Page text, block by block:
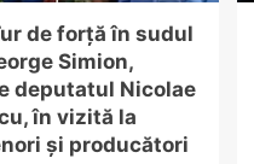
de forță în sudul
Simion,
deputatul Nicolae
în vizită la
și producători